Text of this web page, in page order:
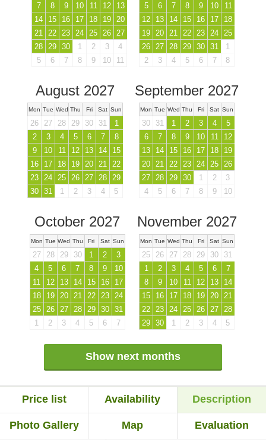
7
8 9 10 11 12
13
14
15 16 17 18 19
20
21
22 23 24 25 26
27
28
29 30 1 2 3
4
5
6 7 8 9 10 11
5
6 7 8 9 10
11
12
13 14 15 16 17
18
19
20 21 22 23 24
25
26
27 28 29 30 31
1
2
3 4 5 6 7 8
August 2027
Mon Tue Wed Thu Fri Sat Sun
26 27 28 29 30 31
1
2
3 4 5 6 7
8
9
10 11 12 13 14
15
16
17 18 19 20 21 22
23 24 25 26 27 28 29
30 31 1 2 3 4 5
September 2027
Mon Tue Wed Thu Fri Sat Sun
30 31 1 2 3 4
5
6
7 8 9 10 11
12
13
14 15 16 17 18
19
20 21 22 23 24 25 26
27 28 29 30 1 2
3
4
5 6 7 8 9 10
October 2027
Mon Tue Wed Thu Fri Sat Sun
27 28 29 30 1 2
3
4
5 6 7 8 9
10
11
12 13 14 15 16
17
18
19 20 21 22 23
24
25
26 27 28 29 30
31
1
2 3 4 5 6 7
November 2027
Mon Tue Wed Thu Fri Sat Sun
25 26 27 28 29 30
31
1
2 3 4 5 6
7
8
9 10 11 12 13
14
15
16 17 18 19 20
21
22
23 24 25 26 27
28
29 30 1 2 3 4 5
Show next months
Price list Availability Description
Photo Gallery Map Evaluation